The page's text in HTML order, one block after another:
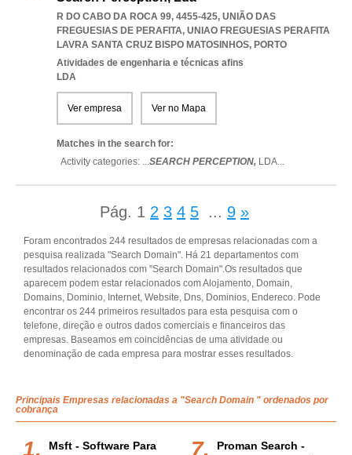
R DO CABO DA ROCA 99, 4455-425, UNIÃO DAS
FREGUESIAS DE PERAFITA, UNIAO FREGUESIAS PERAFITA
LAVRA SANTA CRUZ BISPO MATOSINHOS, PORTO
Atividades de engenharia e técnicas afins
LDA
Ver empresa Ver no Mapa
Matches in the search for:
Activity categories: ...SEARCH PERCEPTION, LDA...
Pág. 1 2 3 4 5 ... 9 »
Foram encontrados 244 resultados de empresas relacionadas com a
pesquisa realizada "Search Domain". Há 21 departamentos com
resultados relacionados com "Search Domain".Os resultados que
aparecem podem estar relacionados com Alojamento, Domain,
Domains, Dominio, Internet, Website, Dns, Dominios, Endereco. Pode
encontrar os 244 primeiros resultados para esta pesquisa com o
telefone, direção e outros dados comerciais e financeiros das
empresas. Baseamos em coincidências de uma atividade ou
denominação de cada empresa para mostrar esses resultados.
Principais Empresas relacionadas a "Search Domain " ordenados por
cobrança
Msft - Software Para
Proman Search -